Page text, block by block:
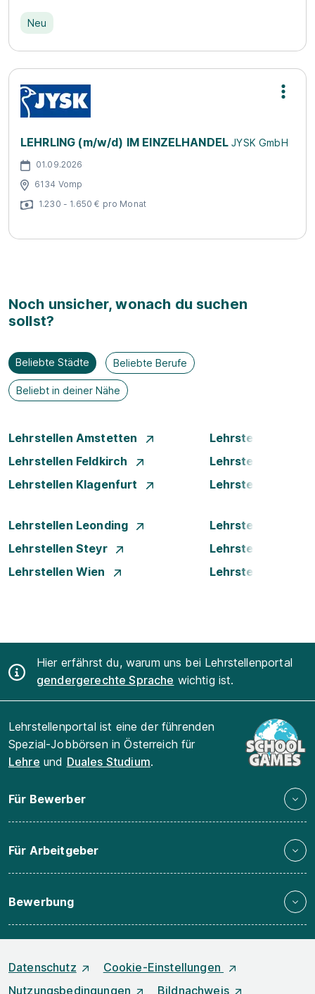
Neu
LEHRLING (m/w/d) IM EINZELHANDELJYSK GmbH
01.09.2026
6134 Vomp
1.230 - 1.650 € pro Monat
Noch unsicher, wonach du suchen
sollst?
Beliebte Städte Beliebte Berufe
Beliebt in deiner Nähe
Lehrstellen Amstetten
Lehrstellen
Lehrstellen Feldkirch
Lehrstellen Graz
Lehrstellen Klagenfurt
Lehrstellen
Lehrstellen Leonding
Lehrstellen Linz
Lehrstellen Steyr
Lehrstellen Traun
Lehrstellen Wien
Lehrstellen
Hier erfährst du, warum uns bei Lehrstellenportal
gendergerechte Sprache wichtig ist.
Lehrstellenportal ist eine der führenden
Spezial-Jobbörsen in Österreich für
Lehre und Duales Studium.
Für Bewerber
Für Arbeitgeber
Bewerbung
Datenschutz
Cookie-Einstellungen
Nutzungsbedingungen
Bildnachweis